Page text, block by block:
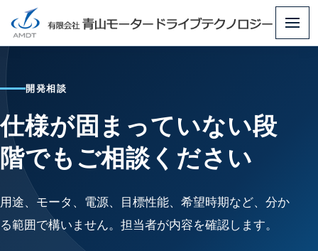
メ
開発相談
仕様が固まっていない段
階でもご相談ください
用途、モータ、電源、目標性能、希望時期など、分か
る範囲で構いません。担当者が内容を確認します。